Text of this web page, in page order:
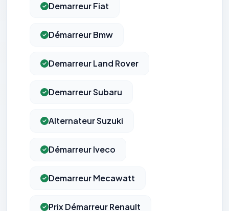
Demarreur Fiat
Démarreur Bmw
Demarreur Land Rover
Demarreur Subaru
Alternateur Suzuki
Démarreur Iveco
Demarreur Mecawatt
Prix Démarreur Renault